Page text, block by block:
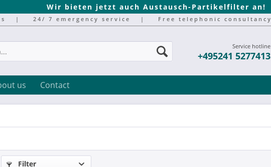
Wir bieten jetzt auch Austausch-Partikelfilter an!
| 24/ 7 emergency service | Free telephonic consultancy
Service hotline
+495241 5277413
us Contact
Filter